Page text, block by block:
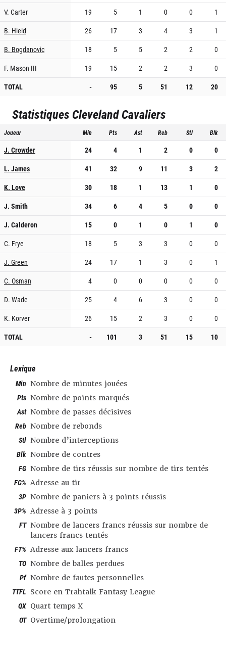
V. Carter
19 5 1 0 0
1
B. Hield
26 17 3 4 3
1
B. Bogdanovic
18 5 5 2 2
0
F. Mason III
19 15 2 2 3
0
TOTAL
- 95 5 51 12 20
Statistiques Cleveland Cavaliers
Joueur Min Pts Ast Reb Stl Blk
J. Crowder 24 4 1 2 0
0
L. James
41 32 9 11 3
2
K. Love
30 18 1 13 1
0
J. Smith
34 6 4 5 0
0
J. Calderon
15 0 1 0 1
0
C. Frye
18 5 3 3 0
0
J. Green
24 17 1 3 0
1
C. Osman
4 0 0 0 0
0
D. Wade
25 4 6 3 0
0
K. Korver
26 15 2 3 0
0
TOTAL
- 101 3 51 15 10
Lexique
Min Nombre de minutes jouées
Pts Nombre de points marqués
Ast Nombre de passes décisives
Reb Nombre de rebonds
Stl Nombre d’interceptions
Blk Nombre de contres
FG Nombre de tirs réussis sur nombre de tirs tentés
FG% Adresse au tir
3P Nombre de paniers à 3 points réussis
3P% Adresse à 3 points
FT Nombre de lancers francs réussis sur nombre de
lancers francs tentés
FT% Adresse aux lancers francs
TO Nombre de balles perdues
Pf Nombre de fautes personnelles
TTFL Score en Trahtalk Fantasy League
QX Quart temps X
OT Overtime/prolongation